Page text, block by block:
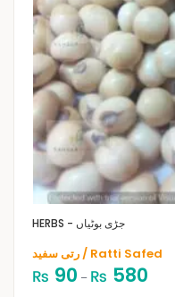
HERBS - جڑی بوٹیاں
رتی سفید / Ratti Safed
₨ 90 – ₨ 580